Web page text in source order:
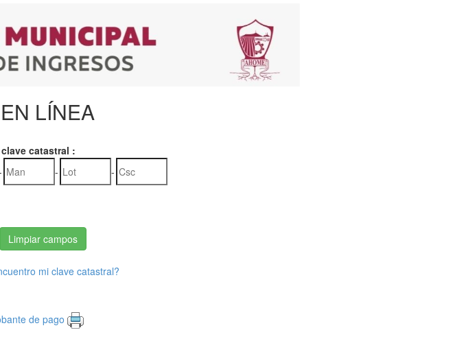
LÍNEA
catastral :
- -
mi clave catastral?
de pago